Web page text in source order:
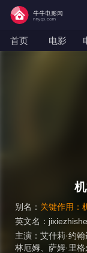
首页 电影
别名： 关键作用：
英文名：
主演： 艾什莉·约翰
林厄姆
萨姆·里